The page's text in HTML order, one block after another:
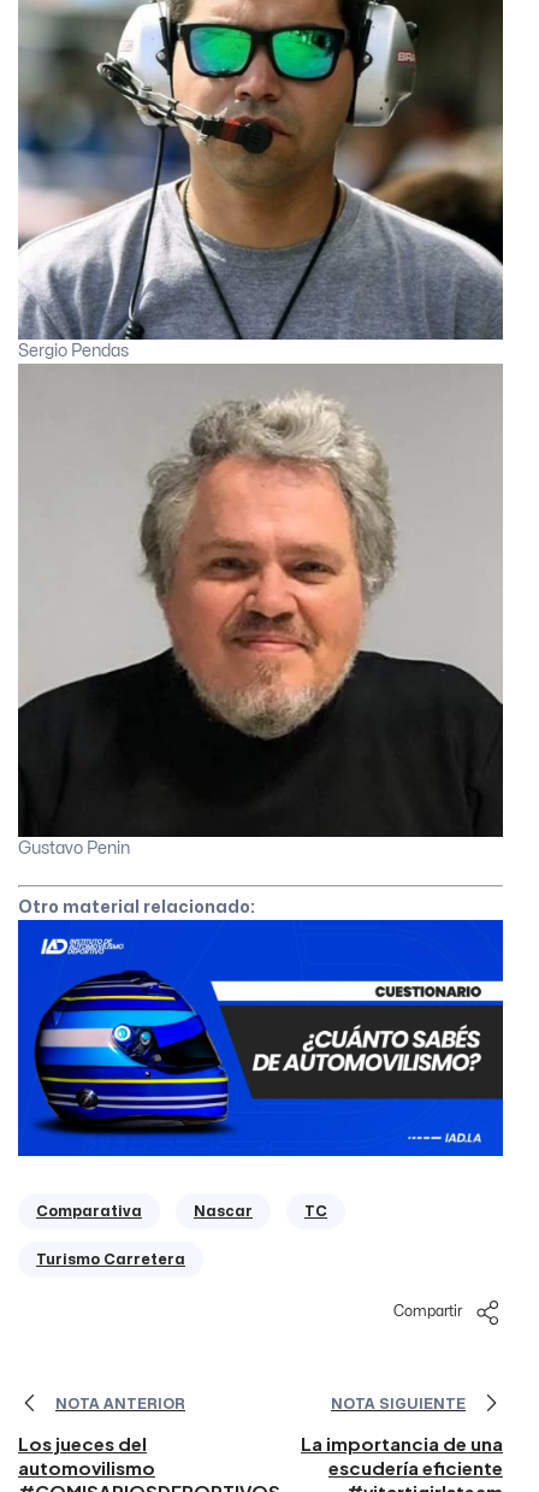
Sergio Pendas
Gustavo Penin
Otro material relacionado:
Comparativa Nascar TC
Turismo Carretera
Compartir
NOTA ANTERIOR
Los jueces del
automovilismo
NOTA SIGUIENTE
La importancia de una
escudería eficiente